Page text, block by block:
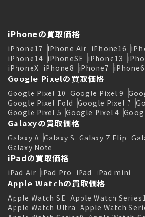
iPhoneの買取価格
iPhone17 iPhone Air iPhone16
iPhone14 iPhoneSE iPhone13
iPhoneX iPhone8 iPhone7 iPhone6
Google Pixelの買取価格
Google Pixel 10 Google Pixel 9
Google Pixel Fold Google Pixel 7
Google Pixel 5 Google Pixel 4
Galaxyの買取価格
Galaxy A Galaxy S Galaxy Z Flip
Galaxy Note
iPadの買取価格
iPad Air iPad Pro iPad iPad mini
Apple Watchの買取価格
Apple Watch SE Apple Watch
Apple Watch Ultra Apple Watch